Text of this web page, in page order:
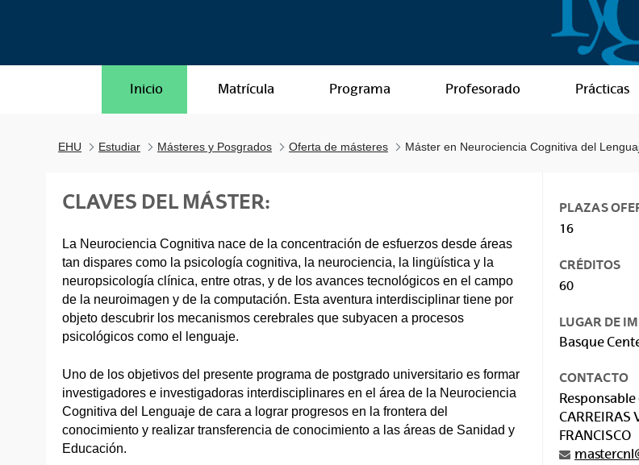
Inicio Matrícula Programa Profesorado Prácticas
EHU Estudiar Másteres y Posgrados Oferta de másteres Máster en Neurociencia Cognitiva del
CLAVES DEL MÁSTER:
La Neurociencia Cognitiva nace de la concentración de esfuerzos desde áreas
tan dispares como la psicología cognitiva, la neurociencia, la lingüística y la
neuropsicología clínica, entre otras, y de los avances tecnológicos en el campo
de la neuroimagen y de la computación. Esta aventura interdisciplinar tiene por
objeto descubrir los mecanismos cerebrales que subyacen a procesos
psicológicos como el lenguaje.
Uno de los objetivos del presente programa de postgrado universitario es formar
investigadores e investigadoras interdisciplinares en el área de la Neurociencia
Cognitiva del Lenguaje de cara a lograr progresos en la frontera del
conocimiento y realizar transferencia de conocimiento a las áreas de Sanidad y
Educación.
PLAZAS
16
CRÉDITOS
60
LUGAR DE
Basque
CONTACTO
Responsable
CARREIRAS
FRANCISCO